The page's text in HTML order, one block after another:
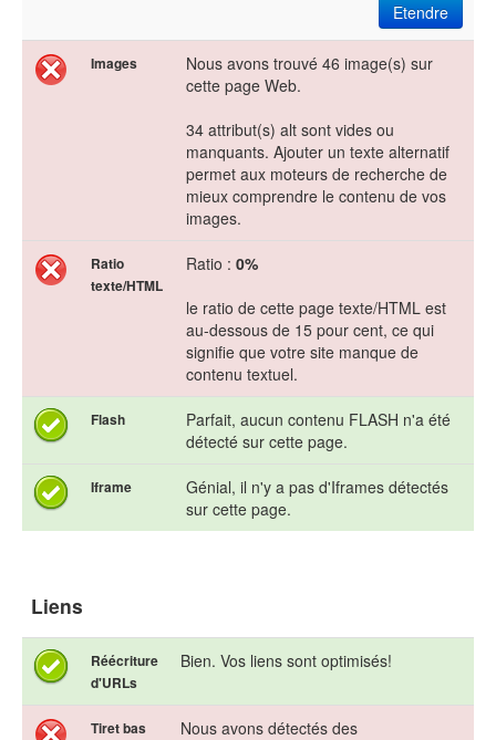
Etendre
Images
Nous avons trouvé 46 image(s) sur
cette page Web.
34 attribut(s) alt sont vides ou
manquants. Ajouter un texte alternatif
permet aux moteurs de recherche de
mieux comprendre le contenu de vos
images.
Ratio
texte/HTML
Ratio : 0%
le ratio de cette page texte/HTML est
au-dessous de 15 pour cent, ce qui
signifie que votre site manque de
contenu textuel.
Flash
Parfait, aucun contenu FLASH n'a été
détecté sur cette page.
Iframe
Génial, il n'y a pas d'Iframes détectés
sur cette page.
Liens
Réécriture
d'URLs
Bien. Vos liens sont optimisés!
Tiret bas
Nous avons détectés des